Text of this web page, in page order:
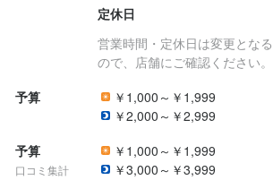
定休日
営業時間・定休日は変更とな
ので、店舗にご確認ください。
予算
￥1,000～￥1,999
￥2,000～￥2,999
予算
口コミ集計
￥1,000～￥1,999
￥3,000～￥3,999